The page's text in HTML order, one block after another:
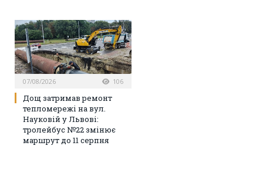
07/08/2026 106
Дощ затримав ремонт
тепломережі на вул.
Науковій у Львові:
тролейбус №22 змінює
маршрут до 11 серпня